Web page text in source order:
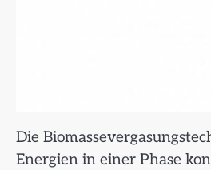
Die
Energien in einer Phase